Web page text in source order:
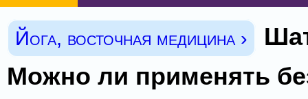
Йога, восточная медицина ›
Можно ли применять